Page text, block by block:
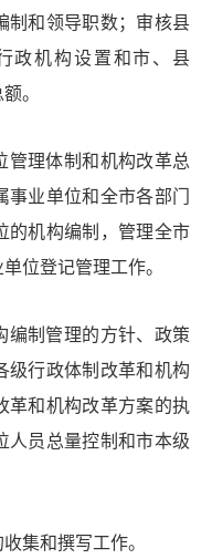
制和领导职数；审核县
政机构设置和市、县
。
管理体制和机构改革总
业单位和全市各部门
的机构编制，管理全市
位登记管理工作。
编制管理的方针、政策
级行政体制改革和机构
革和机构改革方案的执
人员总量控制和市本级
集和撰写工作。